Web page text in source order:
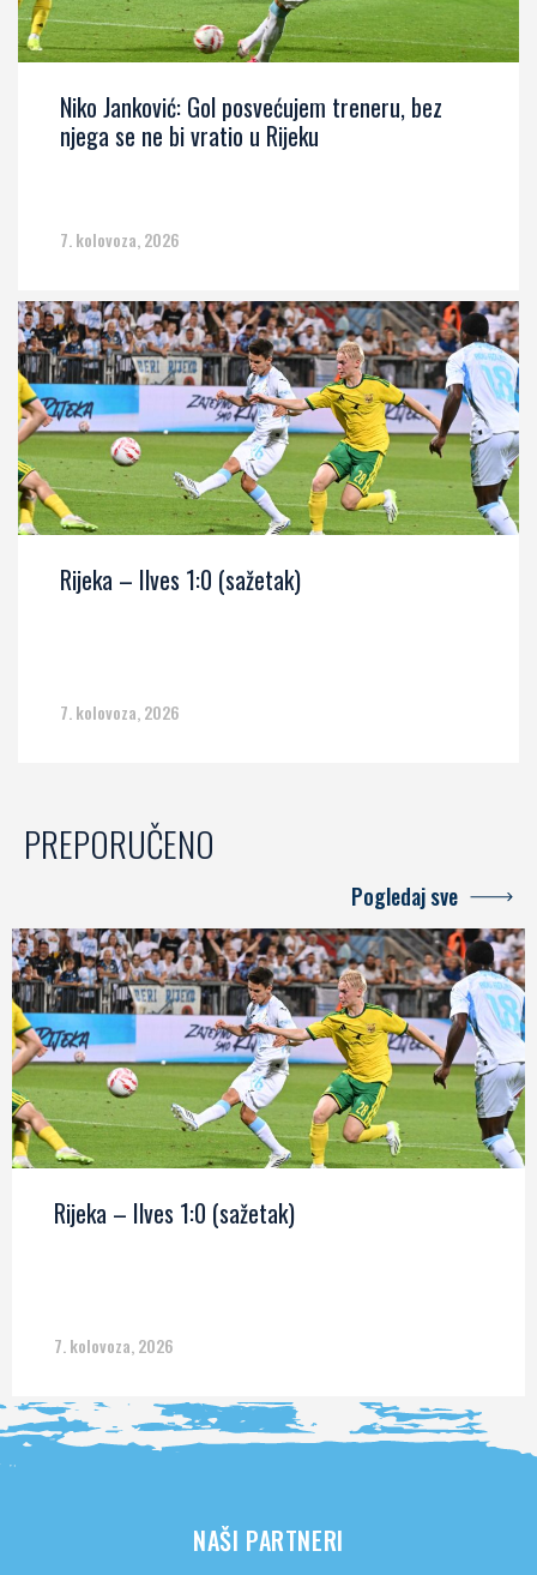
Niko Janković: Gol posvećujem treneru, bez
njega se ne bi vratio u Rijeku
7. kolovoza, 2026
Rijeka – Ilves 1:0 (sažetak)
7. kolovoza, 2026
PREPORUČENO
Pogledaj sve
Rijeka – Ilves 1:0 (sažetak)
7. kolovoza, 2026
NAŠI PARTNERI